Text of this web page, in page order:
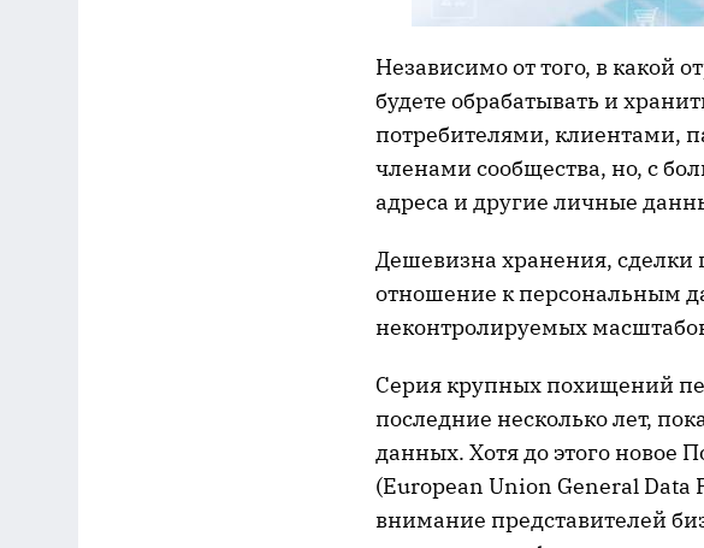
Независимо от того, в какой
будете обрабатывать и
потребителями, клиентами,
членами сообщества, но, с
адреса и другие личные
Дешевизна хранения,
отношение к персональным
неконтролируемых
Серия крупных похищений
последние несколько лет,
данных. Хотя до этого новое
(European Union General Data
внимание представителей